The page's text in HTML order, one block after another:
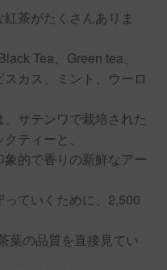
茶がたくさんありま
Tea、Green tea、
カス、ミント、ウーロ
サテンワで栽培された
ティーと、
的で香りの新鮮なアー
ていくために、2,500
葉の品質を直接見てい